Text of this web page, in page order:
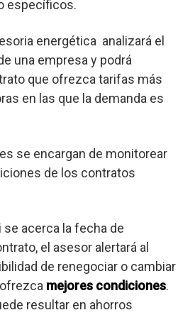
específicos.
energética analizará el
una empresa y podrá
que ofrezca tarifas más
en las que la demanda es
se encargan de monitorear
de los contratos
acerca la fecha de
el asesor alertará al
de renegociar o cambiar
mejores condiciones.
resultar en ahorros